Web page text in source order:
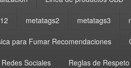
metatags2 metatags3
para Fumar Recomendaciones
Redes Sociales Reglas de Respeto